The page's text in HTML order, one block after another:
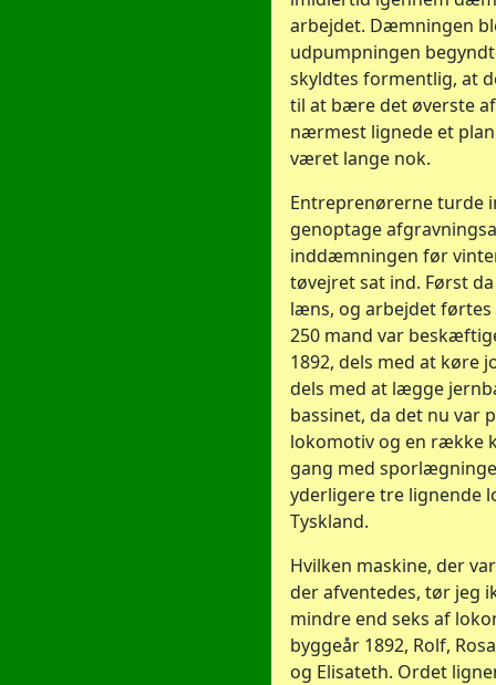
arbejdet. Dæmningen
udpumpningen
skyldtes formentlig, at
til at bære det øverste
nærmest lignede et
været lange nok.
Entreprenørerne turde
genoptage
inddæmningen før
tøvejret sat ind. Først
læns, og arbejdet
250 mand var
1892, dels med at køre
dels med at lægge
bassinet, da det nu var
lokomotiv og en række
gang med
yderligere tre lignende
Tyskland.
Hvilken maskine, der
der afventedes, tør jeg
mindre end seks af
byggeår 1892, Rolf,
og Elisateth. Ordet